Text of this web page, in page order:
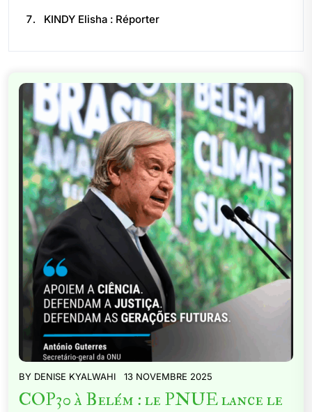
KINDY Elisha : Réporter
BY DENISE KYALWAHI 13 NOVEMBRE 2025
COP30 à Belém : le PNUE lance le